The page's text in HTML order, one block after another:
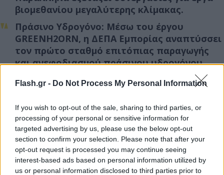
Flash.gr - Do Not Process My Personal Information
If you wish to opt-out of the sale, sharing to third parties, or
processing of your personal or sensitive information for
targeted advertising by us, please use the below opt-out
section to confirm your selection. Please note that after your
opt-out request is processed you may continue seeing
interest-based ads based on personal information utilized by
us or personal information disclosed to third parties prior to
βιομεθανίου μεγαλύτερης κλίμακας.
Πράσινο Υδρογόνο: Μέσω του έργου
GREENH2ORN, η ΔΕΠΑ Εμπορίας αναπτύσσει
τον πρώτο σταθμό επιτόπιας παραγωγής
και ανεφοδιασμού πράσινου υδρογόνου
κινητικότητα και ανοίγοντας τον δρόμο για
εφαρμογές.